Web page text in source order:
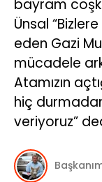
bayram
Ünsal
eden Gazi
mücadele
Atamızın
hiç
veriyoruz”